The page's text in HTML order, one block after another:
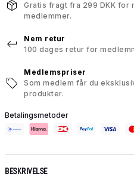
Gratis fragt fra 299 DKK for
medlemmer.
Nem retur
100 dages retur for
Medlemspriser
Som medlem får du
produkter.
Betalingsmetoder
BESKRIVELSE